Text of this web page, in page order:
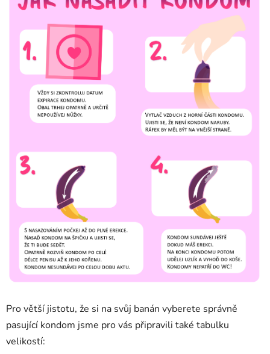
Pro větší jistotu, že si na svůj banán vyberete správně
pasující kondom jsme pro vás připravili také tabulku
velikostí: